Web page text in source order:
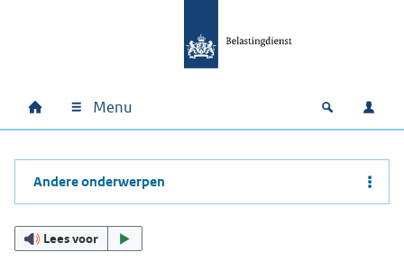
Hoofdnavigatie
Home Menu Open
Andere onderwerpen
Lees voor